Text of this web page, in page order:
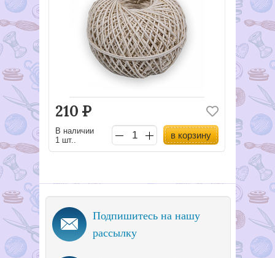
210 Р
В наличии
1 шт..
в корзину
Подпишитесь на нашу
рассылку